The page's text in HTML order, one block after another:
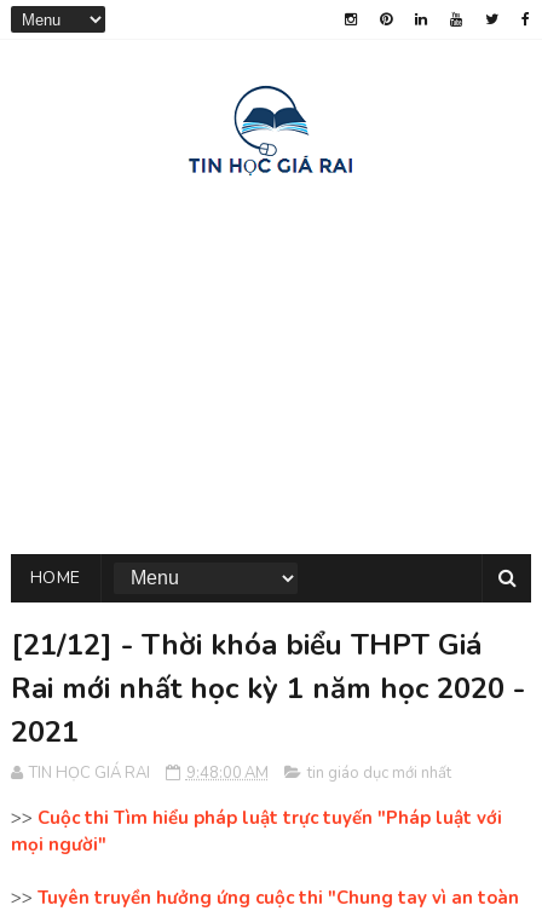
HOME
[21/12] - Thời khóa biểu THPT Giá
Rai mới nhất học kỳ 1 năm học 2020 -
2021
TIN HỌC GIÁ RAI 9:48:00 AM tin giáo dục mới nhất
>> Cuộc thi Tìm hiểu pháp luật trực tuyến "Pháp luật với
mọi người"
>> Tuyên truyền hưởng ứng cuộc thi "Chung tay vì an toàn